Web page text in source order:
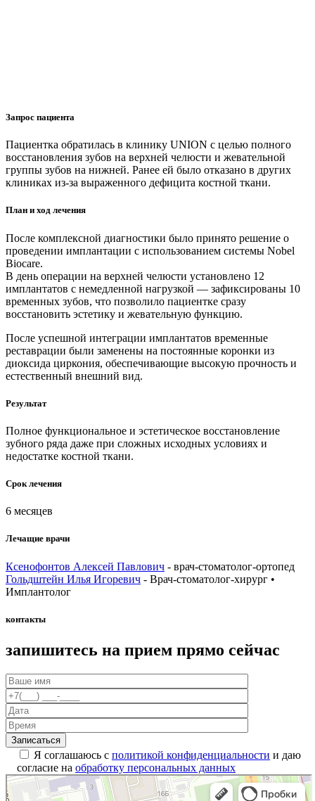
Запрос пациента
Пациентка обратилась в клинику UNION с целью полного
восстановления зубов на верхней челюсти и жевательной
группы зубов на нижней. Ранее ей было отказано в других
клиниках из-за выраженного дефицита костной ткани.
План и ход лечения
После комплексной диагностики было принято решение о
проведении имплантации с использованием системы Nobel
Biocare.
В день операции на верхней челюсти установлено 12
имплантатов с немедленной нагрузкой — зафиксированы 10
временных зубов, что позволило пациентке сразу
восстановить эстетику и жевательную функцию.
После успешной интеграции имплантатов временные
реставрации были заменены на постоянные коронки из
диоксида циркония, обеспечивающие высокую прочность и
естественный внешний вид.
Результат
Полное функциональное и эстетическое восстановление
зубного ряда даже при сложных исходных условиях и
недостатке костной ткани.
Срок лечения
6 месяцев
Лечащие врачи
Ксенофонтов Алексей Павлович - врач-стоматолог-ортопед
Гольдштейн Илья Игоревич - Врач-стоматолог-хирург •
Имплантолог
контакты
запишитесь на прием прямо сейчас
Я соглашаюсь с политикой конфиденциальности и даю
согласие на обработку персональных данных